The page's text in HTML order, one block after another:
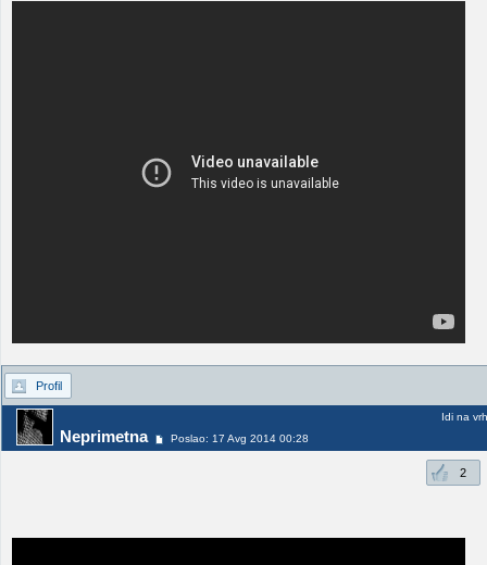
Profil
Neprimetna Poslao: 17 Avg 2014 00:28
Idi na vrh
2